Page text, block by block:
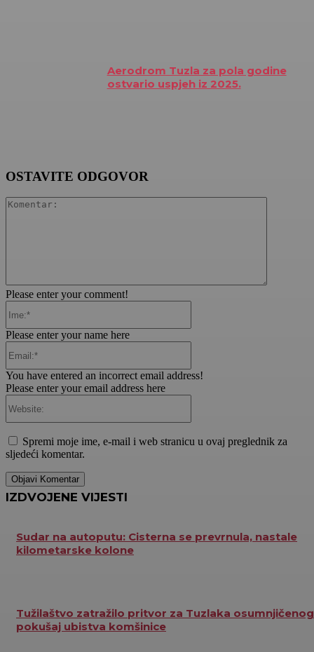
Aerodrom Tuzla za pola godine
ostvario uspjeh iz 2025.
OSTAVITE ODGOVOR
Please enter your comment!
Please enter your name here
You have entered an incorrect email address!
Please enter your email address here
Spremi moje ime, e-mail i web stranicu u ovaj preglednik za
sljedeći komentar.
IZDVOJENE VIJESTI
Sudar na autoputu: Cisterna se prevrnula, nastale
kilometarske kolone
Tužilaštvo zatražilo pritvor za Tuzlaka
pokušaj ubistva komšinice